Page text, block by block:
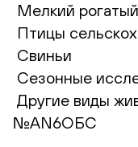
Мелкий
Птицы
Свиньи
Сезонные
Другие виды
№AN6ОБС